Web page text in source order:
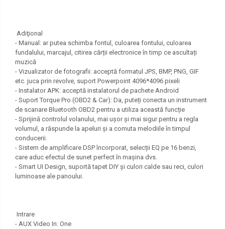
Adiţional
- Manual: ar putea schimba fontul, culoarea fontului, culoarea
fundalului, marcajul, citirea cărții electronice în timp ce ascultați
muzică
- Vizualizator de fotografii: acceptă formatul JPS, BMP, PNG, GIF
etc. juca prin revolve, suport Powerpoint 4096*4096 pixeli
- Instalator APK: acceptă instalatorul de pachete Android
- Suport Torque Pro (OBD2 & Car): Da, puteți conecta un instrument
de scanare Bluetooth OBD2 pentru a utiliza această funcție
- Sprijină controlul volanului, mai ușor și mai sigur pentru a regla
volumul, a răspunde la apeluri și a comuta melodiile în timpul
conducerii.
- Sistem de amplificare DSP încorporat, selecții EQ pe 16 benzi,
care aduc efectul de sunet perfect în mașina dvs.
- Smart UI Design, suportă tapet DIY și culori calde sau reci, culori
luminoase ale panoului.
Intrare
- AUX Video In: One